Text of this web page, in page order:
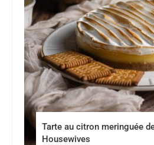
Tarte au citron meringuée
Housewives